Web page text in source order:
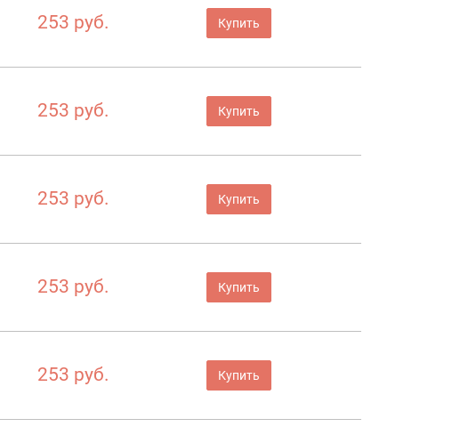
253 руб. Купить
253 руб. Купить
253 руб. Купить
253 руб. Купить
253 руб. Купить